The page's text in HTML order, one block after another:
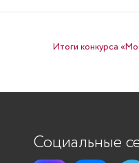
Итоги конкурса
Социальные